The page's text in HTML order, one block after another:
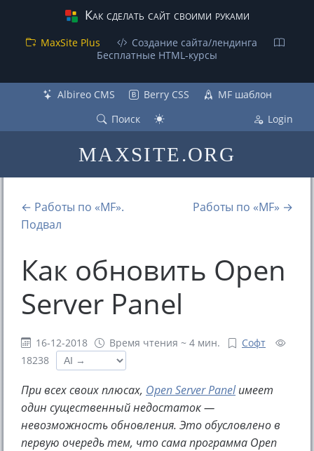
Как сделать сайт своими руками
MaxSite Plus
Создание сайта/лендинга
Бесплатные НТML-курсы
MAXSITE.ORG
Albireo CMS Berry CSS
MF шаблон
Поиск
Login
← Работы по «MF».
Подвал
Работы по «MF» →
Как обновить Open
Server Panel
16-12-2018 Время чтения ~ 4 мин.
Софт
18238
При всех своих плюсах, Open Server Panelимеет
один существенный недостаток —
невозможность обновления. Это обусловлено в
первую очередь тем, что сама программа Open